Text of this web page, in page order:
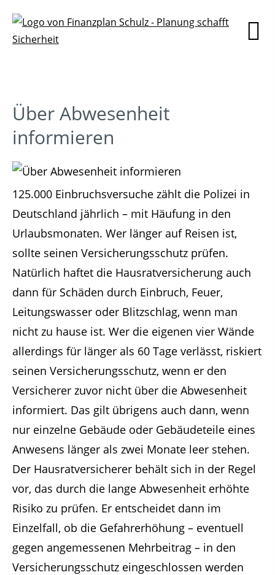
Über Abwesenheit
informieren
125.000 Einbruchsversuche zählt die Polizei in
Deutschland jährlich – mit Häufung in den
Urlaubsmonaten. Wer länger auf Reisen ist,
sollte seinen Versicherungsschutz prüfen.
Natürlich haftet die Hausratversicherung auch
dann für Schäden durch Einbruch, Feuer,
Leitungswasser oder Blitzschlag, wenn man
nicht zu hause ist. Wer die eigenen vier Wände
allerdings für länger als 60 Tage verlässt, riskiert
seinen Versicherungsschutz, wenn er den
Versicherer zuvor nicht über die Abwesenheit
informiert. Das gilt übrigens auch dann, wenn
nur einzelne Gebäude oder Gebäudeteile eines
Anwesens länger als zwei Monate leer stehen.
Der Hausratversicherer behält sich in der Regel
vor, das durch die lange Abwesenheit erhöhte
Risiko zu prüfen. Er entscheidet dann im
Einzelfall, ob die Gefahrerhöhung – eventuell
gegen angemessenen Mehrbeitrag – in den
Versicherungsschutz eingeschlossen werden